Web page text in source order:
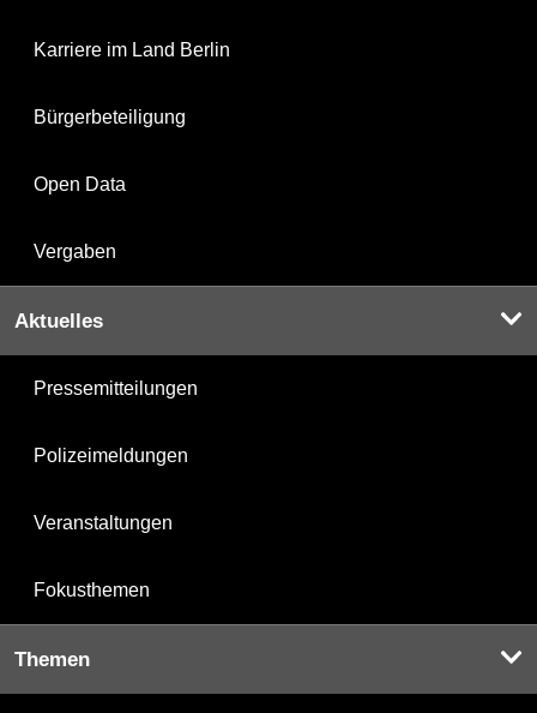
Karriere im Land Berlin
Bürgerbeteiligung
Open Data
Vergaben
Aktuelles
Pressemitteilungen
Polizeimeldungen
Veranstaltungen
Fokusthemen
Themen